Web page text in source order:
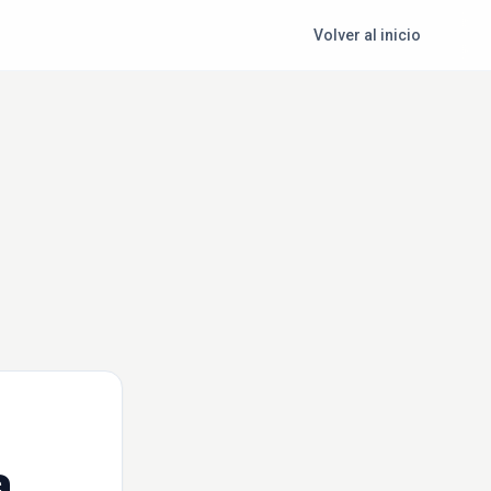
Volver al inicio